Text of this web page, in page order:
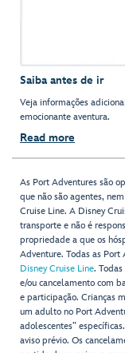
Saiba antes de ir
Veja informações
emocionante aventura.
Read more
As Port Adventures são
que não são agentes,
Cruise Line. A Disney
transporte e não é
propriedade a que os
Adventure. Todas as Port
Disney Cruise Line.
e/ou cancelamento com
e participação. Crianças
um adulto no Port
adolescentes”
aviso prévio. Os